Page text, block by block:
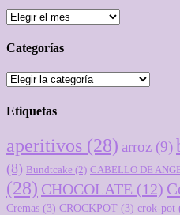
Archivos
Categorías
Categorías
Etiquetas
aperitivos (28) arroz (9)
(8) Bundtcake (2) CABELLO DE
(28) CHOCOLATE (12)
Cremas (3) CROCKPOT (3) crok-pot